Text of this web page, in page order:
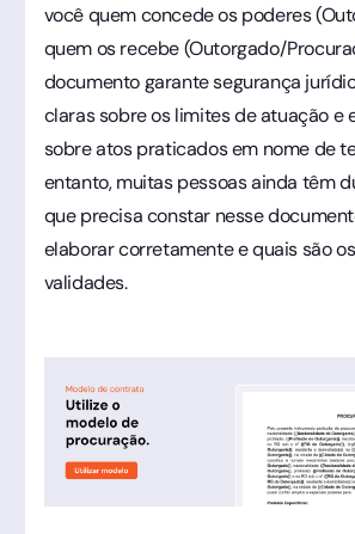
você quem concede os poderes
quem os recebe (Outorgado/
documento garante segurança
claras sobre os limites de atuação e
sobre atos praticados em nome de
entanto, muitas pessoas ainda têm
que precisa constar nesse
elaborar corretamente e quais são
validades.